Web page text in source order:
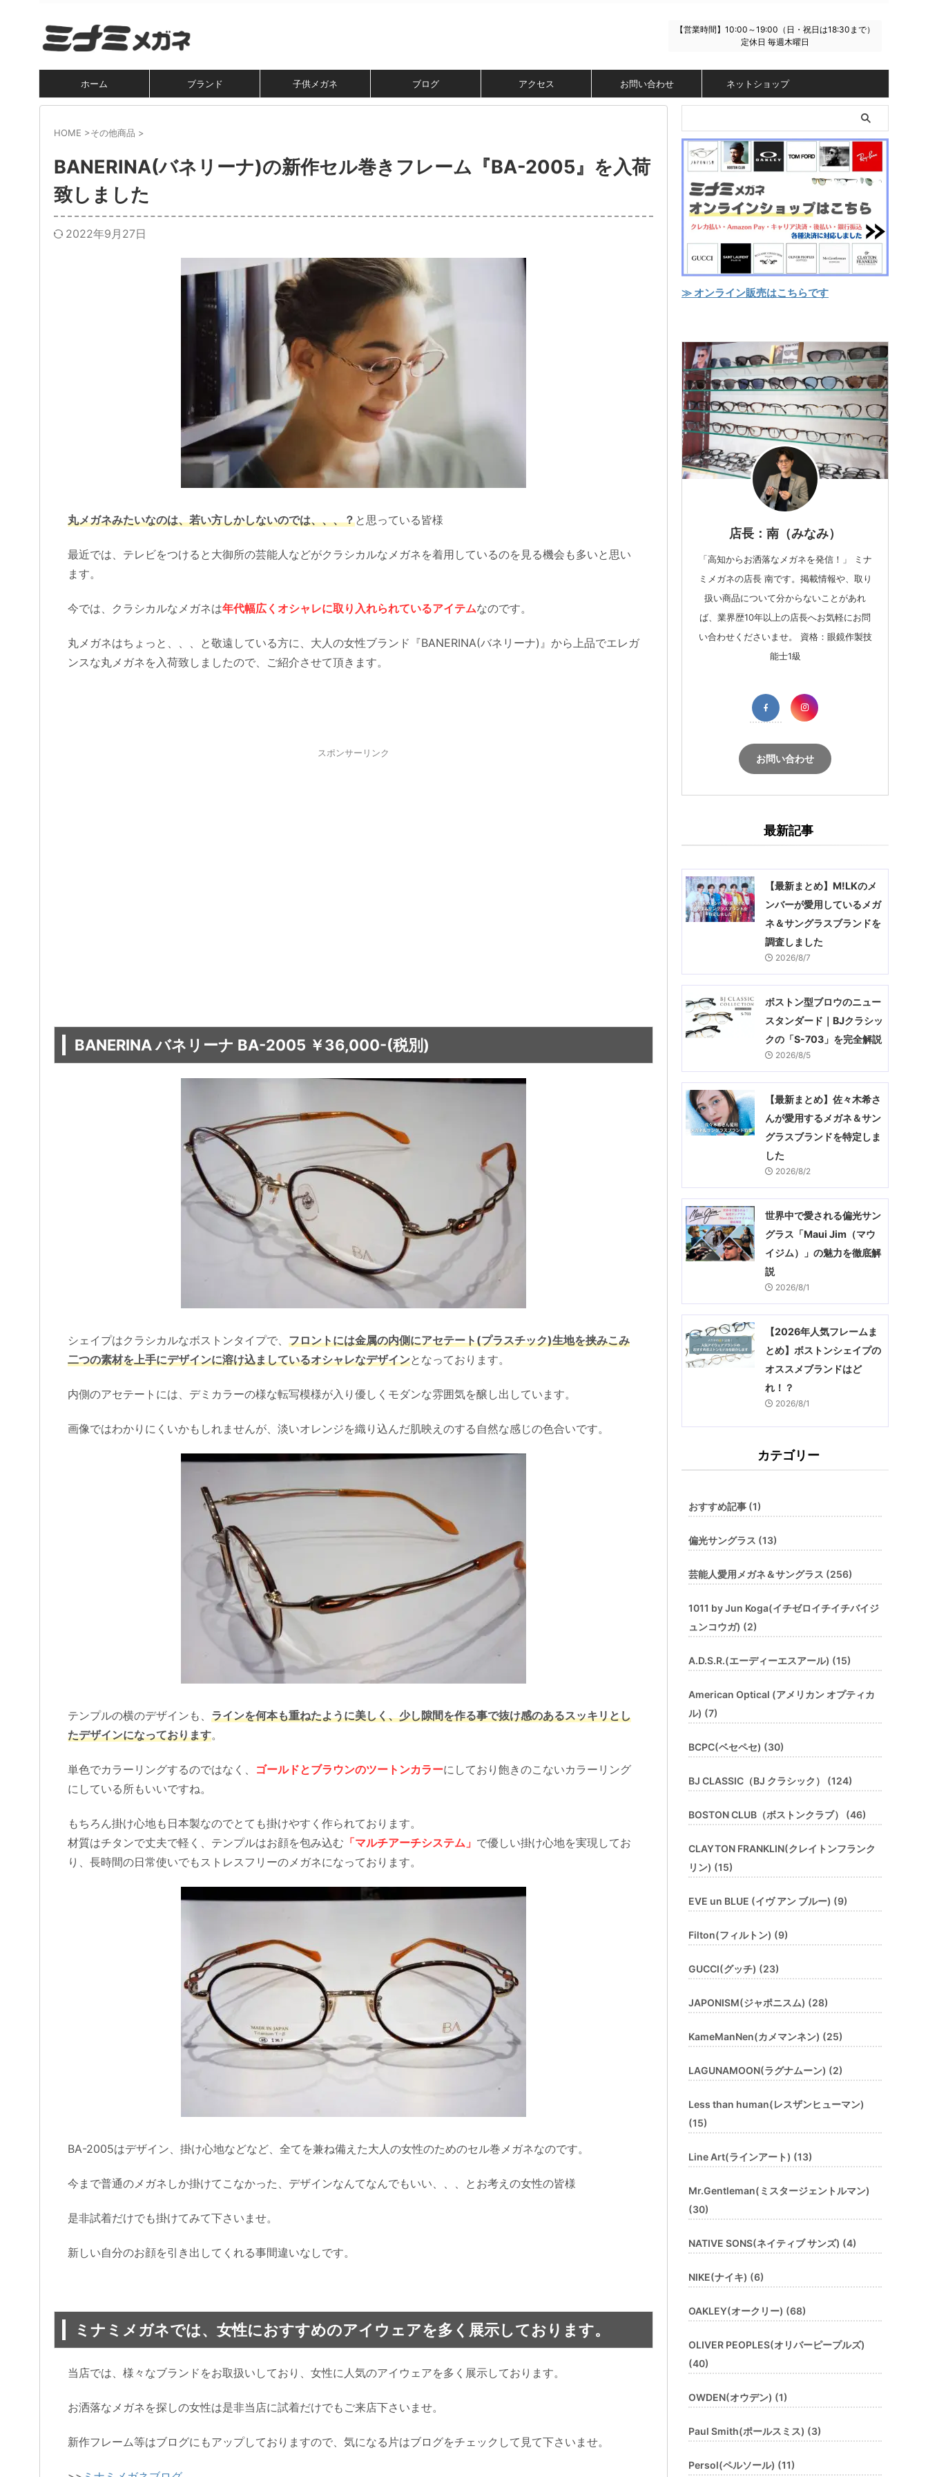
【営業時間】10:00～19:00（日・祝日は18:30まで）
定休日 毎週木曜日
ホーム ブランド 子供メガネ ブログ アクセス お問い合わせ ネットショップ
HOME >その他商品 >
BANERINA(バネリーナ)の新作セル巻きフレーム『BA-2005』を入荷
致しました
2022年9月27日
丸メガネみたいなのは、若い方しかしないのでは、、、？と思っている皆様
最近では、テレビをつけると大御所の芸能人などがクラシカルなメガネを着用しているのを見る機会も多いと思い
ます。
今では、クラシカルなメガネは年代幅広くオシャレに取り入れられているアイテムなのです。
丸メガネはちょっと、、、と敬遠している方に、大人の女性ブランド『BANERINA(バネリーナ)』から上品でエレガ
ンスな丸メガネを入荷致しましたので、ご紹介させて頂きます。
スポンサーリンク
BANERINA バネリーナ BA-2005 ￥36,000-(税別)
シェイプはクラシカルなボストンタイプで、 フロントには金属の内側にアセテート(プラスチック)生地を挟みこみ
二つの素材を上手にデザインに溶け込ましているオシャレなデザインとなっております。
内側のアセテートには、デミカラーの様な転写模様が入り優しくモダンな雰囲気を醸し出しています。
画像ではわかりにくいかもしれませんが、淡いオレンジを織り込んだ肌映えのする自然な感じの色合いです。
テンプルの横のデザインも、 ラインを何本も重ねたように美しく、少し隙間を作る事で抜け感のあるスッキリとし
たデザインになっております。
単色でカラーリングするのではなく、 ゴールドとブラウンのツートンカラーにしており飽きのこないカラーリング
にしている所もいいですね。
もちろん掛け心地も日本製なのでとても掛けやすく作られております。
材質はチタンで丈夫で軽く、テンプルはお顔を包み込む 「マルチアーチシステム」 で優しい掛け心地を実現してお
り、長時間の日常使いでもストレスフリーのメガネになっております。
BA-2005はデザイン、掛け心地などなど、全てを兼ね備えた大人の女性のためのセル巻メガネなのです。
今まで普通のメガネしか掛けてこなかった、デザインなんてなんでもいい、、、とお考えの女性の皆様
是非試着だけでも掛けてみて下さいませ。
新しい自分のお顔を引き出してくれる事間違いなしです。
ミナミメガネでは、女性におすすめのアイウェアを多く展示しております。
当店では、様々なブランドをお取扱いしており、女性に人気のアイウェアを多く展示しております。
お洒落なメガネを探しの女性は是非当店に試着だけでもご来店下さいませ。
新作フレーム等はブログにもアップしておりますので、気になる片はブログをチェックして見て下さいませ。
≫ オンライン販売はこちらです
店長：南（みなみ）
「高知からお洒落なメガネを発信！」 ミナ
ミメガネの店長 南です。掲載情報や、取り
扱い商品について分からないことがあれ
ば、業界歴10年以上の店長へお気軽にお問
い合わせくださいませ。 資格：眼鏡作製技
能士1級
お問い合わせ
最新記事
【最新まとめ】M!LKのメ
ンバーが愛用しているメガ
ネ＆サングラスブランドを
調査しました
2026/8/7
ボストン型ブロウのニュー
スタンダード｜BJクラシッ
クの「S-703」を完全解説
2026/8/5
【最新まとめ】佐々木希さ
んが愛用するメガネ＆サン
グラスブランドを特定しま
した
2026/8/2
世界中で愛される偏光サン
グラス「Maui Jim（マウ
イジム）」の魅力を徹底解
説
2026/8/1
【2026年人気フレームま
とめ】ボストンシェイプの
オススメブランドはど
れ！？
2026/8/1
カテゴリー
おすすめ記事 (1)
偏光サングラス (13)
芸能人愛用メガネ＆サングラス (256)
1011 by Jun Koga(イチゼロイチイチバイジ
ュンコウガ) (2)
A.D.S.R.(エーディーエスアール) (15)
American Optical (アメリカン オプティカ
ル) (7)
BCPC(ベセペセ) (30)
BJ CLASSIC（BJ クラシック） (124)
BOSTON CLUB（ボストンクラブ） (46)
CLAYTON FRANKLIN(クレイトンフランク
リン) (15)
EVE un BLUE (イヴ アン ブルー) (9)
Filton(フィルトン) (9)
GUCCI(グッチ) (23)
JAPONISM(ジャポニスム) (28)
KameManNen(カメマンネン) (25)
LAGUNAMOON(ラグナムーン) (2)
Less than human(レスザンヒューマン)
(15)
Line Art(ラインアート) (13)
Mr.Gentleman(ミスタージェントルマン)
(30)
NATIVE SONS(ネイティブ サンズ) (4)
NIKE(ナイキ) (6)
OAKLEY(オークリー) (68)
OLIVER PEOPLES(オリバーピープルズ)
(40)
OWDEN(オウデン) (1)
Paul Smith(ポールスミス) (3)
Persol(ペルソール) (11)